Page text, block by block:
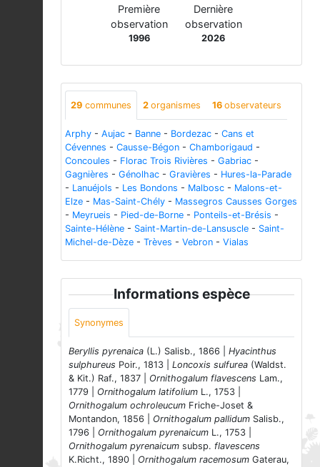
Première
observation
1996
Dernière
observation
2026
29 communes 2 organismes 16 observateurs
Arphy - Aujac - Banne - Bordezac - Cans et
Cévennes - Causse-Bégon - Chamborigaud -
Concoules - Florac Trois Rivières - Gabriac -
Gagnières - Génolhac - Gravières - Hures-la-Parade
- Lanuéjols - Les Bondons - Malbosc - Malons-et-
Elze - Mas-Saint-Chély - Massegros Causses Gorges
- Meyrueis - Pied-de-Borne - Ponteils-et-Brésis -
Sainte-Hélène - Saint-Martin-de-Lansuscle - Saint-
Michel-de-Dèze - Trèves - Vebron - Vialas
Informations espèce
Synonymes
Beryllis pyrenaica (L.) Salisb., 1866 | Hyacinthus
sulphureus Poir., 1813 | Loncoxis sulfurea (Waldst.
& Kit.) Raf., 1837 | Ornithogalum flavescens Lam.,
1779 | Ornithogalum latifolium L., 1753 |
Ornithogalum ochroleucum Friche-Joset &
Montandon, 1856 | Ornithogalum pallidum Salisb.,
1796 | Ornithogalum pyrenaicum L., 1753 |
Ornithogalum pyrenaicum subsp. flavescens
K.Richt., 1890 | Ornithogalum racemosum Gaterau,